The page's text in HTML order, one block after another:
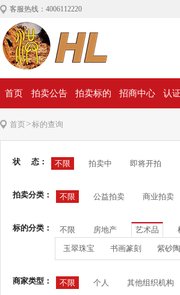
客服热线：4006112220
首页 拍卖公告 拍卖标的 招商中心 认
首页>标的查询
状 态： 不限 拍卖中 即将开拍
拍卖分类： 不限 公益拍卖 商业拍卖
标的分类： 不限 房地产 艺术品
玉翠珠宝 书画篆刻 紫砂
商家类型： 不限 个人 其他组织机构